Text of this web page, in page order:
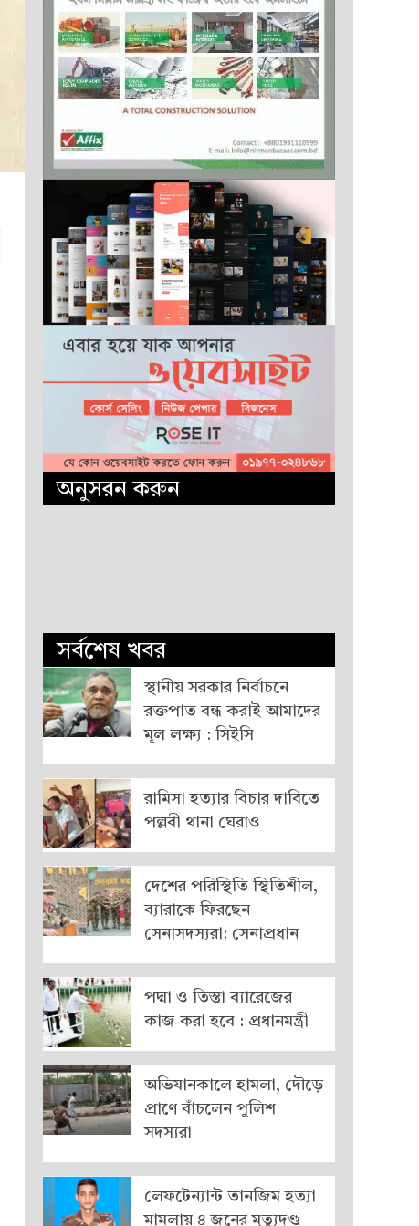
অনুসরন করুন
সর্বশেষ খবর
স্থানীয় সরকার নির্বাচনে
রক্তপাত বন্ধ করাই আমাদের
মূল লক্ষ্য : সিইসি
রামিসা হত্যার বিচার দাবিতে
পল্লবী থানা ঘেরাও
দেশের পরিস্থিতি স্থিতিশীল,
ব্যারাকে ফিরছেন
সেনাসদস্যরা: সেনাপ্রধান
পদ্মা ও তিস্তা ব্যারেজের
কাজ করা হবে : প্রধানমন্ত্রী
অভিযানকালে হামলা, দৌড়ে
প্রাণে বাঁচলেন পুলিশ
সদস্যরা
লেফটেন্যান্ট তানজিম হত্যা
মামলায় ৪ জনের মৃত্যুদণ্ড